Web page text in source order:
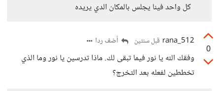
كل واحد فينا يجلس بالمكان الدي يريده
0
rana_512 قبل سنتين أضف ردا
وفقك الله يا نور فيما تبقى لك. ماذا تدرسين يا نور وما الذي
تخططين لفعله بعد التخرج؟